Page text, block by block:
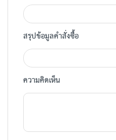
สรุปข้อมูลคำสั่งซื้อ
ความคิดเห็น